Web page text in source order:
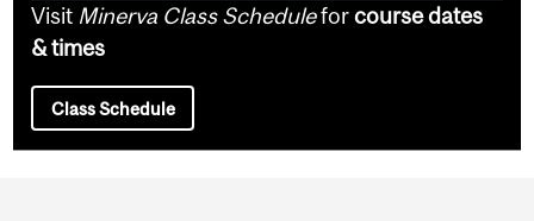
Visit Minerva Class Scheduleforcourse dates
& times
Class Schedule